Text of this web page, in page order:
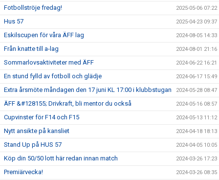
Fotbollströje fredag! 2025-05-06 07:22
Hus 57 2025-04-23 09:37
Eskilscupen för våra ÄFF lag 2024-08-05 14:33
Från knatte till a-lag 2024-08-01 21:16
Sommarlovsaktiviteter med ÄFF 2024-06-22 16:21
En stund fylld av fotboll och glädje 2024-06-17 15:49
Extra årsmöte måndagen den 17 juni KL 17:00 i klubbstugan 2024-05-28 08:47
ÄFF &#128155; Drivkraft, bli mentor du också 2024-05-16 08:57
Cupvinster för F14 och F15 2024-05-13 11:12
Nytt ansikte på kansliet 2024-04-18 18:13
Stand Up på HUS 57 2024-04-05 10:05
Köp din 50/50 lott här redan innan match 2024-03-26 17:23
Premiärvecka! 2024-03-26 08:35